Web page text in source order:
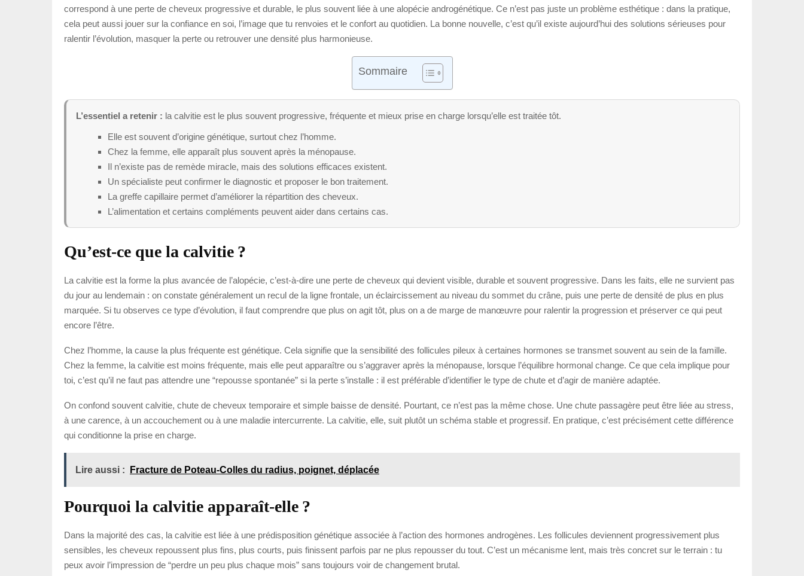
correspond à une perte de cheveux progressive et durable, le plus souvent liée à une alopécie androgénétique. Ce n’est pas juste un problème esthétique : dans la pratique,
cela peut aussi jouer sur la confiance en soi, l’image que tu renvoies et le confort au quotidien. La bonne nouvelle, c’est qu’il existe aujourd’hui des solutions sérieuses pour
ralentir l’évolution, masquer la perte ou retrouver une densité plus harmonieuse.
Sommaire
L’essentiel a retenir : la calvitie est le plus souvent progressive, fréquente et mieux prise en charge lorsqu’elle est traitée tôt.
Elle est souvent d’origine génétique, surtout chez l’homme.
Chez la femme, elle apparaît plus souvent après la ménopause.
Il n’existe pas de remède miracle, mais des solutions efficaces existent.
Un spécialiste peut confirmer le diagnostic et proposer le bon traitement.
La greffe capillaire permet d’améliorer la répartition des cheveux.
L’alimentation et certains compléments peuvent aider dans certains cas.
Qu’est-ce que la calvitie ?
La calvitie est la forme la plus avancée de l’alopécie, c’est-à-dire une perte de cheveux qui devient visible, durable et souvent progressive. Dans les faits, elle ne survient pas
du jour au lendemain : on constate généralement un recul de la ligne frontale, un éclaircissement au niveau du sommet du crâne, puis une perte de densité de plus en plus
marquée. Si tu observes ce type d’évolution, il faut comprendre que plus on agit tôt, plus on a de marge de manœuvre pour ralentir la progression et préserver ce qui peut
encore l’être.
Chez l’homme, la cause la plus fréquente est génétique. Cela signifie que la sensibilité des follicules pileux à certaines hormones se transmet souvent au sein de la famille.
Chez la femme, la calvitie est moins fréquente, mais elle peut apparaître ou s’aggraver après la ménopause, lorsque l’équilibre hormonal change. Ce que cela implique pour
toi, c’est qu’il ne faut pas attendre une “repousse spontanée” si la perte s’installe : il est préférable d’identifier le type de chute et d’agir de manière adaptée.
On confond souvent calvitie, chute de cheveux temporaire et simple baisse de densité. Pourtant, ce n’est pas la même chose. Une chute passagère peut être liée au stress,
à une carence, à un accouchement ou à une maladie intercurrente. La calvitie, elle, suit plutôt un schéma stable et progressif. En pratique, c’est précisément cette différence
qui conditionne la prise en charge.
Lire aussi : Fracture de Poteau-Colles du radius, poignet, déplacée
Pourquoi la calvitie apparaît-elle ?
Dans la majorité des cas, la calvitie est liée à une prédisposition génétique associée à l’action des hormones androgènes. Les follicules deviennent progressivement plus
sensibles, les cheveux repoussent plus fins, plus courts, puis finissent parfois par ne plus repousser du tout. C’est un mécanisme lent, mais très concret sur le terrain : tu
peux avoir l’impression de “perdre un peu plus chaque mois” sans toujours voir de changement brutal.